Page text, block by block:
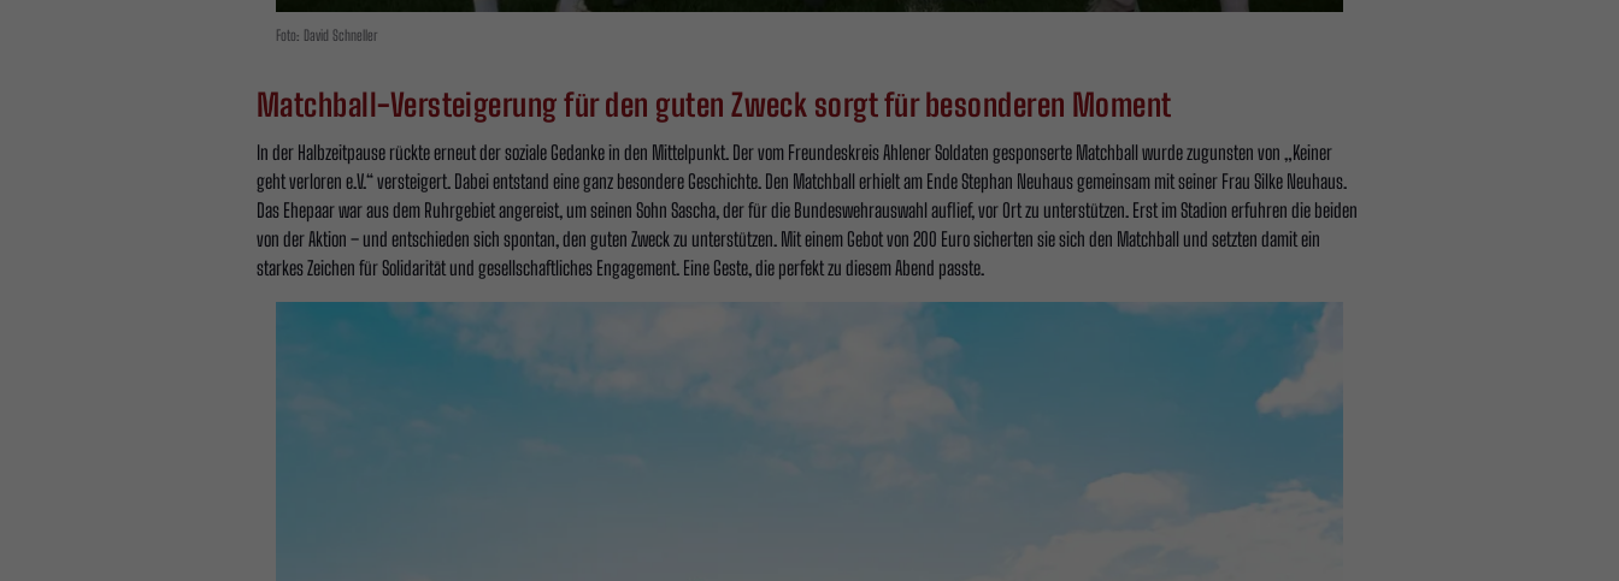
Foto: David Schneller
Matchball-Versteigerung für den guten Zweck sorgt für besonderen Moment
In der Halbzeitpause rückte erneut der soziale Gedanke in den Mittelpunkt. Der vom Freundeskreis Ahlener Soldaten gesponserte Matchball wurde zugunsten von „Keiner
geht verloren e.V.“ versteigert. Dabei entstand eine ganz besondere Geschichte. Den Matchball erhielt am Ende Stephan Neuhaus gemeinsam mit seiner Frau Silke Neuhaus.
Das Ehepaar war aus dem Ruhrgebiet angereist, um seinen Sohn Sascha, der für die Bundeswehrauswahl auflief, vor Ort zu unterstützen. Erst im Stadion erfuhren die beiden
von der Aktion – und entschieden sich spontan, den guten Zweck zu unterstützen. Mit einem Gebot von 200 Euro sicherten sie sich den Matchball und setzten damit ein
starkes Zeichen für Solidarität und gesellschaftliches Engagement. Eine Geste, die perfekt zu diesem Abend passte.